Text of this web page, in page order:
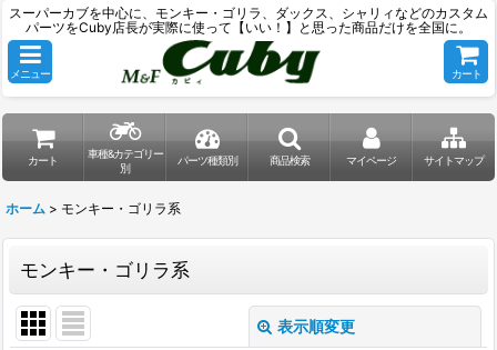
スーパーカブを中心に、モンキー・ゴリラ、ダックス、シャリィなどのカスタム
パーツをCuby店長が実際に使って【いい！】と思った商品だけを全国に。
メニュー カート
カート
車種&カテゴリー
別
パーツ種類別 商品検索 マイページ サイトマップ
ホーム > モンキー・ゴリラ系
モンキー・ゴリラ系
表示順変更